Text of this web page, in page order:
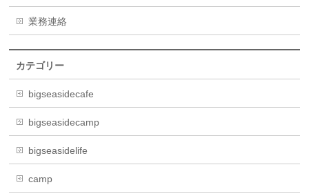
業務連絡
カテゴリー
bigseasidecafe
bigseasidecamp
bigseasidelife
camp